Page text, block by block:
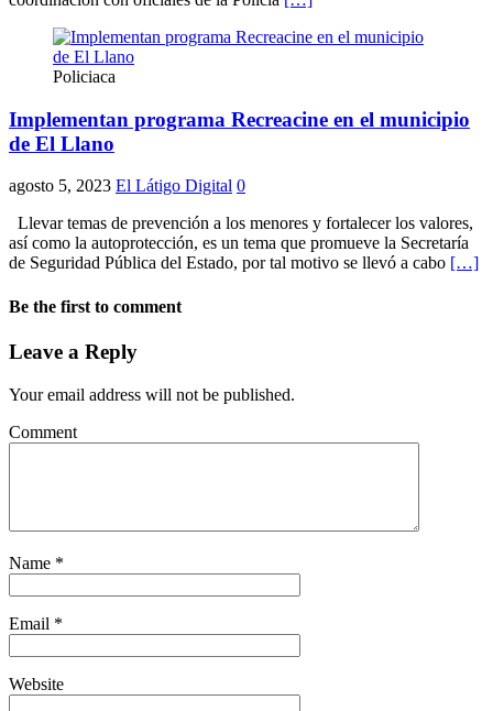
Policiaca
Implementan programa Recreacine en el municipio
de El Llano
agosto 5, 2023 El Látigo Digital 0
Llevar temas de prevención a los menores y fortalecer los valores,
así como la autoprotección, es un tema que promueve la Secretaría
de Seguridad Pública del Estado, por tal motivo se llevó a cabo […]
Be the first to comment
Leave a Reply
Your email address will not be published.
Comment
Name *
Email *
Website